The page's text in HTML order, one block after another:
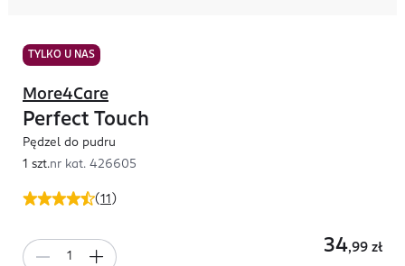
TYLKO U NAS
(11 )
More4Care
Perfect Touch
Pędzel do pudru
1 szt.nr kat. 426605
34,99 zł